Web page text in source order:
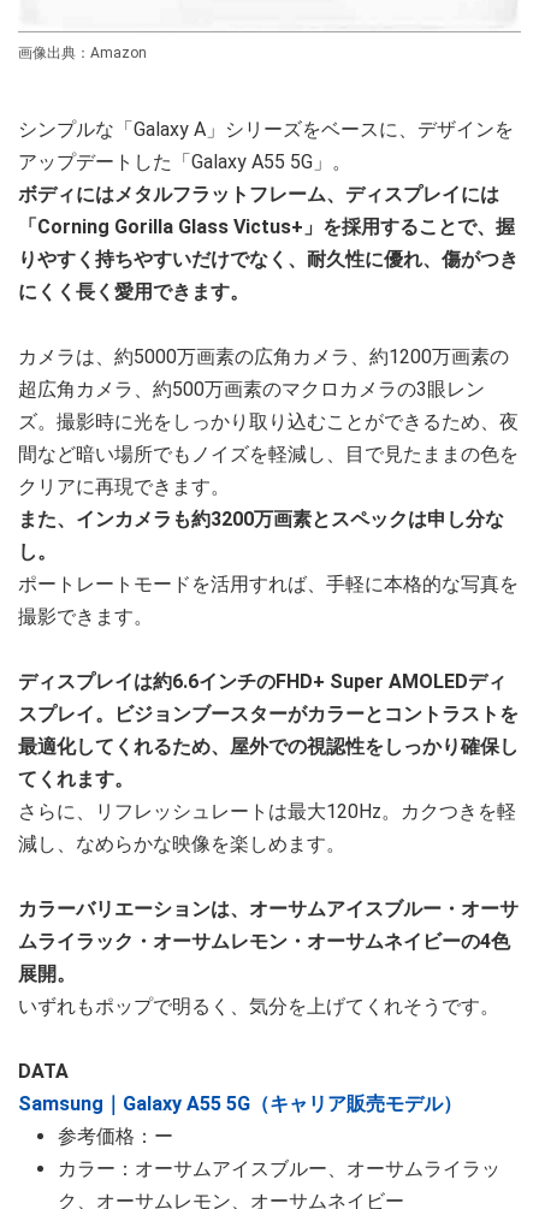
画像出典：Amazon
シンプルな「Galaxy A」シリーズをベースに、デザインを
アップデートした「Galaxy A55 5G」。
ボディにはメタルフラットフレーム、ディスプレイには
「Corning Gorilla Glass Victus+」を採用することで、握
りやすく持ちやすいだけでなく、耐久性に優れ、傷がつき
にくく長く愛用できます。
カメラは、約5000万画素の広角カメラ、約1200万画素の
超広角カメラ、約500万画素のマクロカメラの3眼レン
ズ。撮影時に光をしっかり取り込むことができるため、夜
間など暗い場所でもノイズを軽減し、目で見たままの色を
クリアに再現できます。
また、インカメラも約3200万画素とスペックは申し分な
し。
ポートレートモードを活用すれば、手軽に本格的な写真を
撮影できます。
ディスプレイは約6.6インチのFHD+ Super AMOLEDディ
スプレイ。ビジョンブースターがカラーとコントラストを
最適化してくれるため、屋外での視認性をしっかり確保し
てくれます。
さらに、リフレッシュレートは最大120Hz。カクつきを軽
減し、なめらかな映像を楽しめます。
カラーバリエーションは、オーサムアイスブルー・オーサ
ムライラック・オーサムレモン・オーサムネイビーの4色
展開。
いずれもポップで明るく、気分を上げてくれそうです。
DATA
Samsung｜Galaxy A55 5G（キャリア販売モデル）
参考価格：ー
カラー：オーサムアイスブルー、オーサムライラッ
ク、オーサムレモン、オーサムネイビー